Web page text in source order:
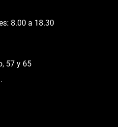
8.00 a 18.30
57 y 65